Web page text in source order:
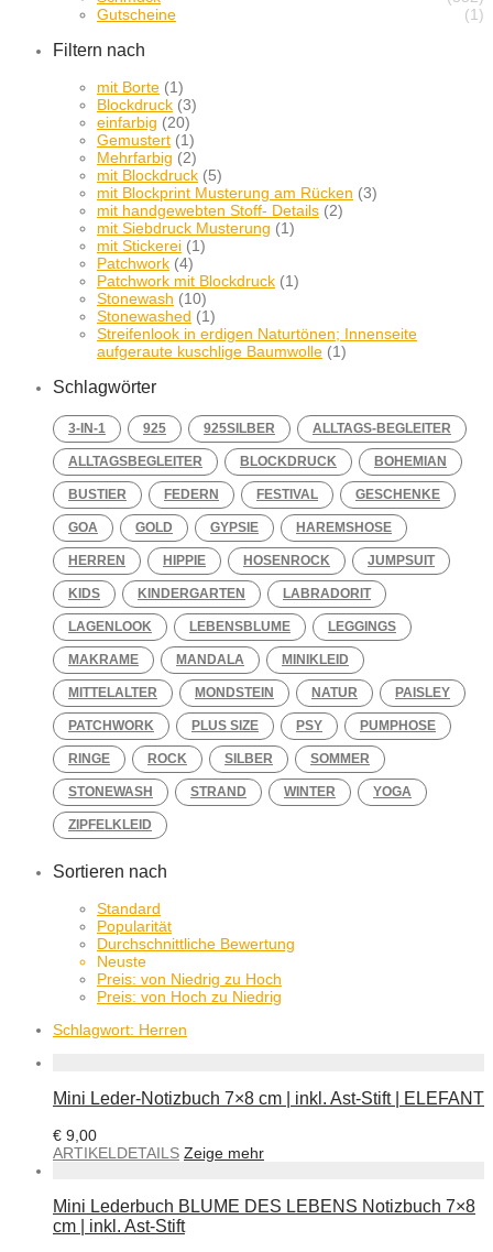
Gutscheine
(1)
Filtern nach
mit Borte (1)
Blockdruck (3)
einfarbig (20)
Gemustert (1)
Mehrfarbig (2)
mit Blockdruck (5)
mit Blockprint Musterung am Rücken (3)
mit handgewebten Stoff- Details (2)
mit Siebdruck Musterung (1)
mit Stickerei (1)
Patchwork (4)
Patchwork mit Blockdruck (1)
Stonewash (10)
Stonewashed (1)
Streifenlook in erdigen Naturtönen; Innenseite
aufgeraute kuschlige Baumwolle (1)
Schlagwörter
3-IN-1 925 925SILBER ALLTAGS-BEGLEITER
ALLTAGSBEGLEITER BLOCKDRUCK BOHEMIAN
BUSTIER FEDERN FESTIVAL GESCHENKE
GOA GOLD GYPSIE HAREMSHOSE
HERREN HIPPIE HOSENROCK JUMPSUIT
KIDS KINDERGARTEN LABRADORIT
LAGENLOOK LEBENSBLUME LEGGINGS
MAKRAME MANDALA MINIKLEID
MITTELALTER MONDSTEIN NATUR PAISLEY
PATCHWORK PLUS SIZE PSY PUMPHOSE
RINGE ROCK SILBER SOMMER
STONEWASH STRAND WINTER YOGA
ZIPFELKLEID
Sortieren nach
Standard
Popularität
Durchschnittliche Bewertung
Neuste
Preis: von Niedrig zu Hoch
Preis: von Hoch zu Niedrig
Schlagwort: Herren
Mini Leder-Notizbuch 7×8 cm | inkl. Ast-Stift | ELEFANT
€ 9,00
ARTIKELDETAILS Zeige mehr
Mini Lederbuch BLUME DES LEBENS Notizbuch 7×8
cm | inkl. Ast-Stift